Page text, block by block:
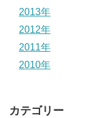
2013年
2012年
2011年
2010年
カテゴリー